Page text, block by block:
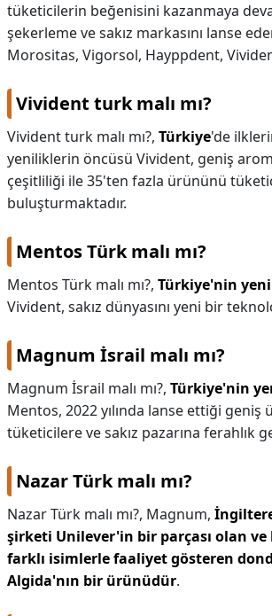
tüketicilerin beğenisini kazanmaya
şekerleme ve sakız markasını lanse
Morositas, Vigorsol, Hayppdent,
Vivident turk malı mı?
Vivident turk malı mı?, Türkiye'de
yeniliklerin öncüsü Vivident, geniş
çeşitliliği ile 35'ten fazla ürününü
buluşturmaktadır.
Mentos Türk malı mı?
Mentos Türk malı mı?, Türkiye'nin
Vivident, sakız dünyasını yeni bir
Magnum İsrail malı mı?
Magnum İsrail malı mı?, Türkiye'nin
Mentos, 2022 yılında lanse ettiği geniş
tüketicilere ve sakız pazarına ferahlık
Nazar Türk malı mı?
Nazar Türk malı mı?, Magnum,
şirketi Unilever'in bir parçası olan
farklı isimlerle faaliyet gösteren
Algida'nın bir ürünüdür.